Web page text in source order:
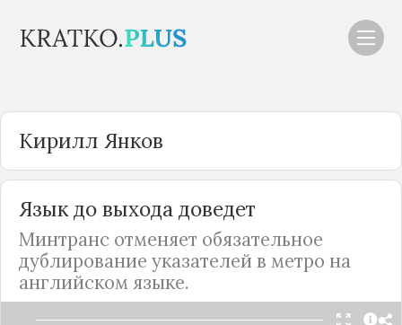
Кирилл Янков
Язык до выхода доведет
Минтранс отменяет обязательное
дублирование указателей в метро на
английском языке.